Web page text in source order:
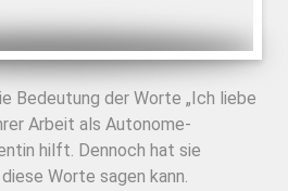
Bedeutung der Worte „Ich liebe
Arbeit als Autonome-
hilft. Dennoch hat sie
Worte sagen kann.